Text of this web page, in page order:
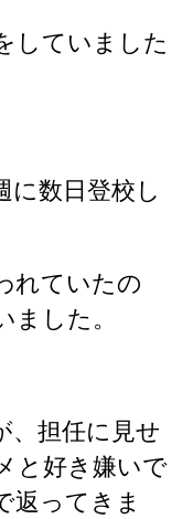
していました
に数日登校し
れていたの
した。
、担任に見せ
と好き嫌いで
返ってきま